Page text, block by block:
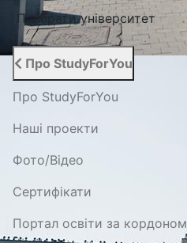
Підібрати університет
Про StudyForYou
Про StudyForYou
Наші проекти
Фото/Відео
Сертифікати
Портал освіти за кордоном